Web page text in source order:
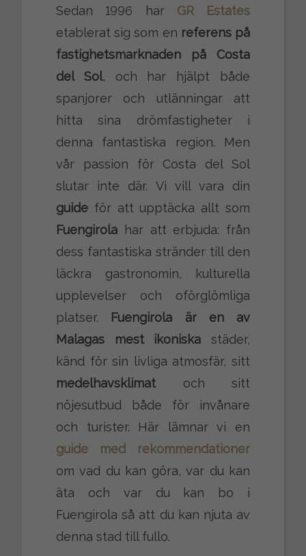
Sedan 1996 har GR Estates
etablerat sig som en referens på
fastighetsmarknaden på Costa
del Sol, och har hjälpt både
spanjorer och utlänningar att
hitta sina drömfastigheter i
denna fantastiska region. Men
vår passion för Costa del Sol
slutar inte där. Vi vill vara din
guideför att upptäcka allt som
Fuengirolahar att erbjuda: från
dess fantastiska stränder till den
läckra gastronomin, kulturella
upplevelser och oförglömliga
platser.
Fuengirola
är en av
Malagas mest ikoniska städer,
känd för sin livliga atmosfär, sitt
medelhavsklimatoch sitt
nöjesutbud både för invånare
och turister. Här lämnar vi en
guide med rekommendationer
om vad du kan göra, var du kan
äta och var du kan bo i
Fuengirola så att du kan njuta av
denna stad till fullo.